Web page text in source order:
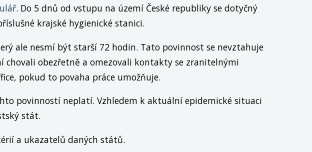
. Do 5 dnů od vstupu na území České republiky se dotyčný
krajské hygienické stanici.
ale nesmí být starší 72 hodin. Tato povinnost se nevztahuje
chovali obezřetně a omezovali kontakty se zranitelnými
pokud to povaha práce umožňuje.
povinností neplatí. Vzhledem k aktuální epidemické situaci
stát.
a ukazatelů daných států.